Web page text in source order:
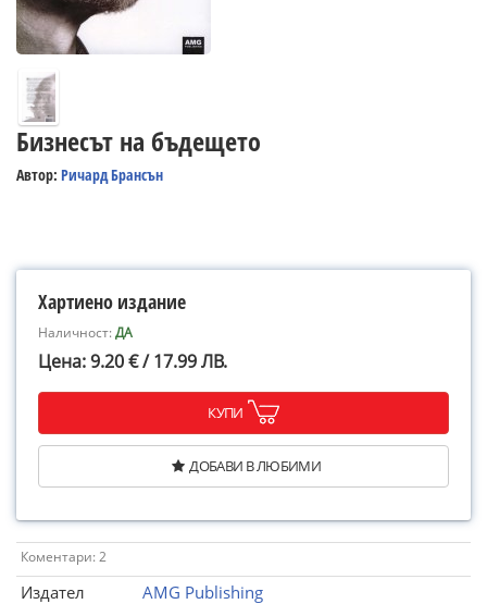
Бизнесът на бъдещето
Автор: Ричард Брансън
Хартиено издание
Наличност:ДА
Цена: 9.20 € / 17.99 ЛВ.
КУПИ
ДОБАВИ В ЛЮБИМИ
Коментари: 2
Издател
AMG Publishing